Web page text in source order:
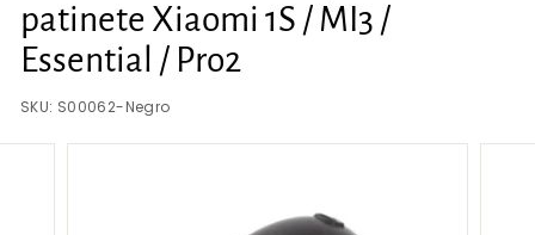
L
U
S.
patinete Xiaomi 1S / MI3 /
Essential / Pro2
SKU: S00062-Negro